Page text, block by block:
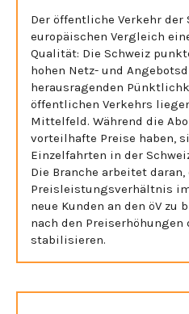
Der öffentliche Verkehr
europäischen Vergleich
Qualität: Die Schweiz
hohen Netz- und
herausragenden
öffentlichen Verkehrs
Mittelfeld. Während die
vorteilhafte Preise haben,
Einzelfahrten in der
Die Branche arbeitet daran,
Preisleistungsverhältnis
neue Kunden an den öV zu
nach den Preiserhöhungen
stabilisieren.